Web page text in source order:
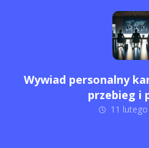
Wywiad personalny
przebieg i
11